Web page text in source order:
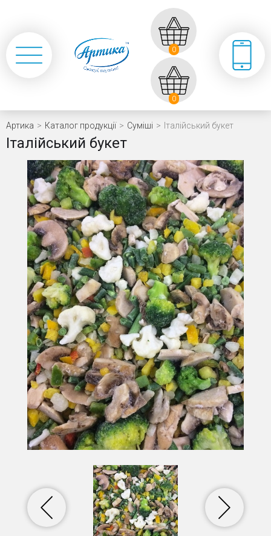
0
0
Артика > Каталог продукції > Суміші > Італійський букет
Італійський букет